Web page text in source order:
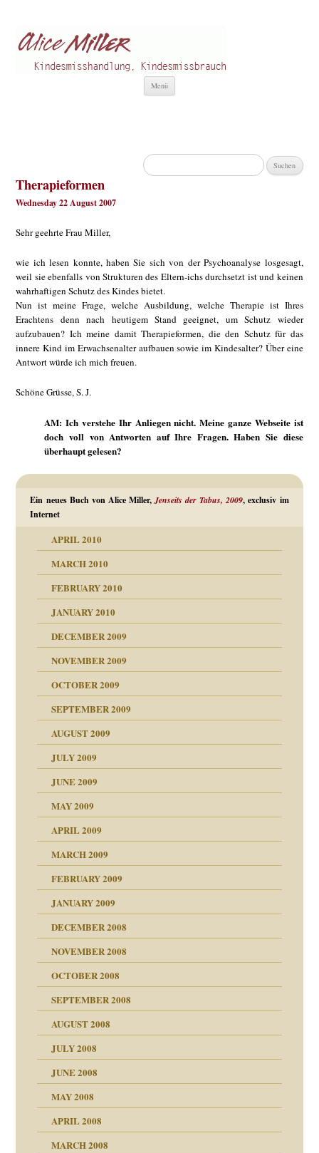
Menü
Suchen
nach:
Therapieformen
Wednesday 22 August 2007
Sehr geehrte Frau Miller,
wie ich lesen konnte, haben Sie sich von der Psychoanalyse losgesagt,
weil sie ebenfalls von Strukturen des Eltern-ichs durchsetzt ist und keinen
wahrhaftigen Schutz des Kindes bietet.
Nun ist meine Frage, welche Ausbildung, welche Therapie ist Ihres
Erachtens denn nach heutigem Stand geeignet, um Schutz wieder
aufzubauen? Ich meine damit Therapieformen, die den Schutz für das
innere Kind im Erwachsenalter aufbauen sowie im Kindesalter? Über eine
Antwort würde ich mich freuen.
Schöne Grüsse, S. J.
AM: Ich verstehe Ihr Anliegen nicht. Meine ganze Webseite ist
doch voll von Antworten auf Ihre Fragen. Haben Sie diese
überhaupt gelesen?
Ein neues Buch von Alice Miller,Jenseits der Tabus, 2009, exclusiv im
Internet
APRIL 2010
MARCH 2010
FEBRUARY 2010
JANUARY 2010
DECEMBER 2009
NOVEMBER 2009
OCTOBER 2009
SEPTEMBER 2009
AUGUST 2009
JULY 2009
JUNE 2009
MAY 2009
APRIL 2009
MARCH 2009
FEBRUARY 2009
JANUARY 2009
DECEMBER 2008
NOVEMBER 2008
OCTOBER 2008
SEPTEMBER 2008
AUGUST 2008
JULY 2008
JUNE 2008
MAY 2008
APRIL 2008
MARCH 2008